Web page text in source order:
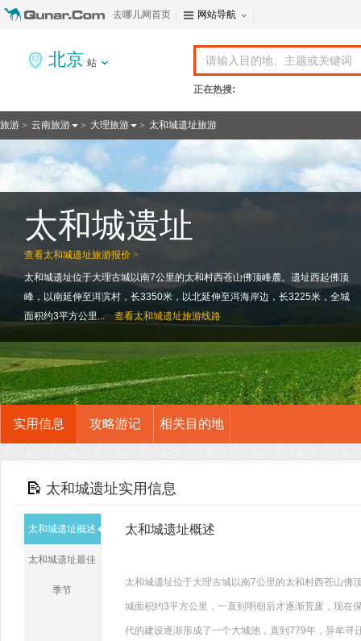
去哪儿网首页 网站导航
北京 站
正在热搜:
旅游 > 云南旅游 > 大理旅游 > 太和城遗址旅游
查看太和城遗址旅游报价 >
太和城遗址
太和城遗址位于大理古城以南7公里的太和村西苍山佛顶峰麓。遗址西起佛顶
峰，以南延伸至洱滨村，长3350米，以北延伸至洱海岸边，长3225米，全城
面积约3平方公里...
查看太和城遗址旅游线路
实用信息 攻略游记 相关目的地
太和城遗址实用信息
太和城遗址概述
太和城遗址最佳
季节
太和城遗址概述
太和城遗址位于大理古城以南7公里的太和村西苍山
城面积约3平方公里，一直到明朝后才逐渐荒废，现在
代的建设逐渐形成了一个大城池，直到779年，异牟